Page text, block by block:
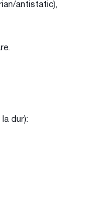
antistatic),
dur):